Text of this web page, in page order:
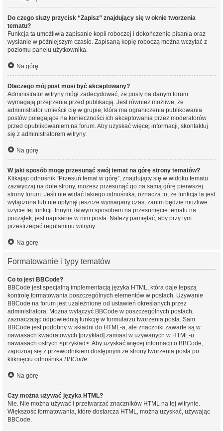
Do czego służy przycisk “Zapisz” znajdujący się w oknie tworzenia
tematu?
Funkcja ta umożliwia zapisanie kopii roboczej i dokończenie pisania oraz
wysłanie w późniejszym czasie. Zapisaną kopię roboczą można wczytać z
poziomu panelu użytkownika.
Na górę
Dlaczego mój post musi być akceptowany?
Administrator witryny mógł zadecydować, że posty na danym forum
wymagają przejrzenia przed publikacją. Jest również możliwe, że
administrator umieścił cię w grupie, która ma ograniczenia publikowania
postów polegające na konieczności ich akceptowania przez moderatorów
przed opublikowaniem na forum. Aby uzyskać więcej informacji, skontaktuj
się z administratorem witryny.
Na górę
W jaki sposób mogę przesunąć swój temat na górę strony tematów?
Klikając odnośnik “Przesuń temat w górę”, znajdujący się w widoku tematu
zazwyczaj na dole strony, możesz przesunąć go na samą górę pierwszej
strony forum. Jeśli nie widać takiego odnośnika, oznacza to, że funkcja ta jest
wyłączona lub nie upłynął jeszcze wymagany czas, zanim będzie możliwe
użycie tej funkcji. Innym, łatwym sposobem na przesunięcie tematu na
początek, jest napisanie w nim posta. Należy pamiętać, aby przy tym
przestrzegać regulaminu witryny.
Na górę
Formatowanie i typy tematów
Co to jest BBCode?
BBCode jest specjalną implementacją języka HTML, która daje lepszą
kontrolę formatowania poszczególnych elementów w postach. Używanie
BBCode na forum jest uzależnione od ustawień określanych przez
administratora. Można wyłączyć BBCode w poszczególnych postach,
zaznaczając odpowiednią funkcję w formularzu tworzenia posta. Sam
BBCode jest podobny w składni do HTML-a, ale znaczniki zawarte są w
nawiasach kwadratowych [przykład] zamiast w używanych w HTML-u
nawiasach ostrych <przykład>. Aby uzyskać więcej informacji o BBCode,
zapoznaj się z przewodnikiem dostępnym ze strony tworzenia posta po
kliknięciu odnośnika BBCode.
Na górę
Czy można używać języka HTML?
Nie. Nie można używać i przetwarzać znaczników HTML na tej witrynie.
Większość formatowania, które dostarcza HTML, można uzyskać, używając
BBCode.